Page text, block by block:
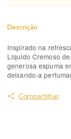
Descrição
Inspirado na
Líquido Cremoso
generosa espuma
deixando-a
Compartilhar